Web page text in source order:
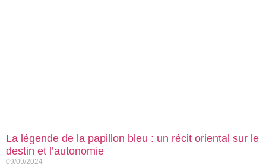
La légende de la papillon bleu : un récit oriental sur le
destin et l’autonomie
09/09/2024